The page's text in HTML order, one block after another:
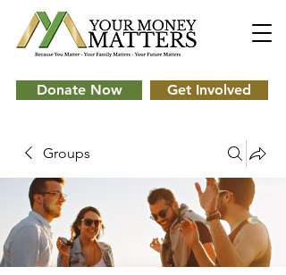
Donate Now Get Involved
Groups